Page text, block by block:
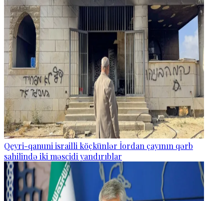
Qeyri-qanuni israilli köçkünlər İordan çayının qərb
sahilində iki məscidi yandırıblar